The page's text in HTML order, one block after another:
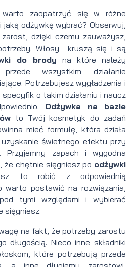
zaopatrzyć się w różne
jaką odżywkę wybrać? Obserwuj,
dzięki czemu zauważysz,
Włosy kruszą się i są
do brody na które należy
wszystkim działanie
Potrzebujesz wygładzenia i
o takim działaniu i naucz
Odżywka na bazie
to Twój kosmetyk do zadań
mieć formułę, która działa
świetnego efektu przy
Przyjemny zapach i wygodna
że chętnie sięgniesz po odżywki
to robić z odpowiednią
postawić na rozwiązania,
tymi względami i wybierać
sięgniesz.
na fakt, że potrzeby zarostu
długością. Nieco inne składniki
które potrzebują przede